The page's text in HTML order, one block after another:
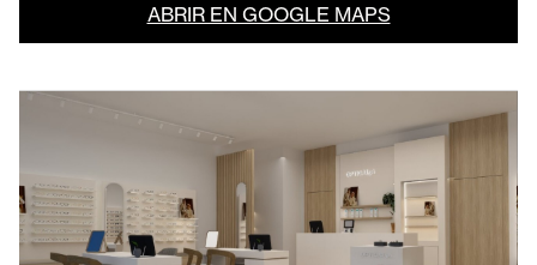
ABRIR EN GOOGLE MAPS